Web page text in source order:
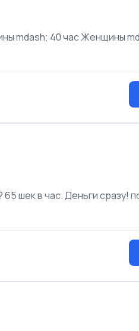
mdash; 40 час Женщины
шек в час. Деньги сразу!